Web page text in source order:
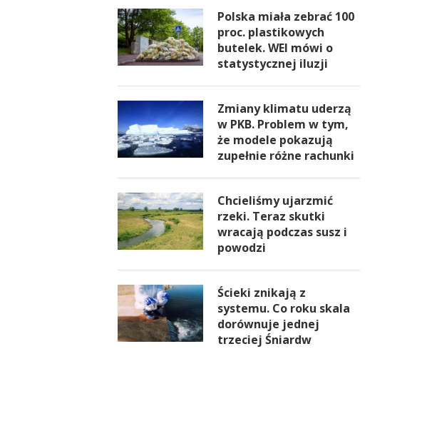
Polska miała zebrać 100
proc. plastikowych
butelek. WEI mówi o
statystycznej iluzji
Zmiany klimatu uderzą
w PKB. Problem w tym,
że modele pokazują
zupełnie różne rachunki
Chcieliśmy ujarzmić
rzeki. Teraz skutki
wracają podczas susz i
powodzi
Ścieki znikają z
systemu. Co roku skala
dorównuje jednej
trzeciej Śniardw